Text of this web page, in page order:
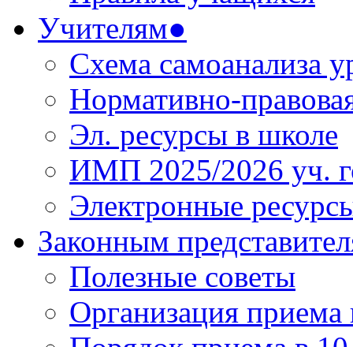
Учителям●
Схема самоанализа
Нормативно-
Эл. ресурсы в школе
ИМП 2025/2026 уч.
Электронные
Законным
Полезные советы
Организация приема